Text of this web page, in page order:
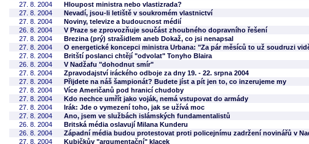
27. 8. 2004
Hloupost ministra nebo vlastizrada?
27. 8. 2004
Nevadí, jsou-li letiště v soukromém vlastnictví
27. 8. 2004
Noviny, televize a budoucnost médií
26. 8. 2004
V Praze se zprovozňuje součást zhoubného dopravního řešení
27. 8. 2004
Brezina (prý) strašidlem aneb Dokaž, co jsi nenapsal
27. 8. 2004
O energetické koncepci ministra Urbana: "Za pár měsíců to už soudruzi
27. 8. 2004
Britští poslanci chtějí "odvolat" Tonyho Blaira
26. 8. 2004
V Nadžafu "dohodnut smír"
27. 8. 2004
Zpravodajství iráckého odboje za dny 19. - 22. srpna 2004
27. 8. 2004
Přijdete na náš šampionát? Budete jíst a pít jen to, co inzerujeme my
27. 8. 2004
Více Američanů pod hranicí chudoby
27. 8. 2004
Kdo nechce umřít jako voják, nemá vstupovat do armády
27. 8. 2004
Irák: Jde o vymezení toho, jak se užívá moc
27. 8. 2004
Ano, jsem ve službách islámských fundamentalistů
26. 8. 2004
Britská média oslavují Milana Kunderu
26. 8. 2004
Západní média budou protestovat proti policejnímu zadržení novinářů v
27. 8. 2004
Kubičkův "argumentační" klacek